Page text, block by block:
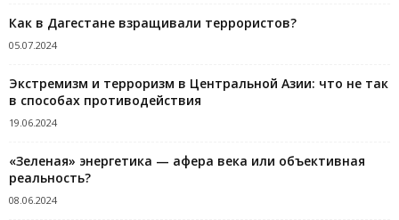
Как в Дагестане взращивали террористов?
05.07.2024
Экстремизм и терроризм в Центральной Азии: что не так
в способах противодействия
19.06.2024
«Зеленая» энергетика — афера века или объективная
реальность?
08.06.2024